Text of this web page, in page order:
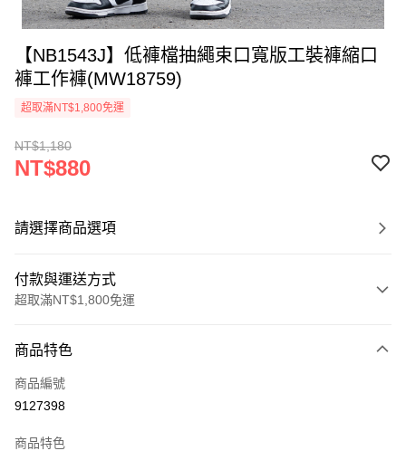
【NB1543J】低褲檔抽繩束口寬版工裝褲縮口
褲工作褲(MW18759)
超取滿NT$1,800免運
NT$1,180
NT$880
請選擇商品選項
付款與運送方式
超取滿NT$1,800免運
信用卡一次付款
超商取貨付款
商品特色
商品編號
9127398
商品特色